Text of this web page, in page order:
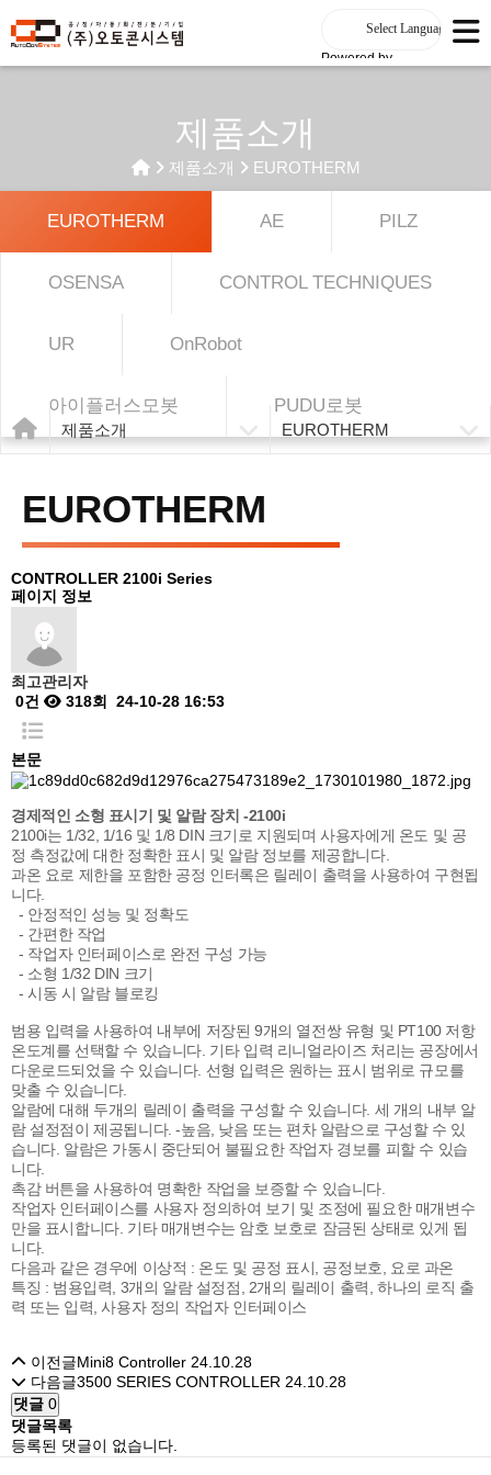
Powered by
제품소개
제품소개 EUROTHERM
EUROTHERM AE PILZ
OSENSA CONTROL TECHNIQUES
UR OnRobot
아이플러스모봇 PUDU로봇
제품소개 EUROTHERM
EUROTHERM
CONTROLLER 2100i Series
페이지 정보
최고관리자
0건
318회 24-10-28 16:53
본문
경제적인 소형 표시기 및 알람 장치 -2100i
2100i는 1/32, 1/16 및 1/8 DIN 크기로 지원되며 사용자에게 온도 및 공
정 측정값에 대한 정확한 표시 및 알람 정보를 제공합니다.
과온 요로 제한을 포함한 공정 인터록은 릴레이 출력을 사용하여 구현됩
니다.
- 안정적인 성능 및 정확도
- 간편한 작업
- 작업자 인터페이스로 완전 구성 가능
- 소형 1/32 DIN 크기
- 시동 시 알람 블로킹
범용 입력을 사용하여 내부에 저장된 9개의 열전쌍 유형 및 PT100 저항
온도계를 선택할 수 있습니다. 기타 입력 리니얼라이즈 처리는 공장에서
다운로드되었을 수 있습니다. 선형 입력은 원하는 표시 범위로 규모를
맞출 수 있습니다.
알람에 대해 두개의 릴레이 출력을 구성할 수 있습니다. 세 개의 내부 알
람 설정점이 제공됩니다. -높음, 낮음 또는 편차 알람으로 구성할 수 있
습니다. 알람은 가동시 중단되어 불필요한 작업자 경보를 피할 수 있습
니다.
촉감 버튼을 사용하여 명확한 작업을 보증할 수 있습니다.
작업자 인터페이스를 사용자 정의하여 보기 및 조정에 필요한 매개변수
만을 표시합니다. 기타 매개변수는 암호 보호로 잠금된 상태로 있게 됩
니다.
다음과 같은 경우에 이상적 : 온도 및 공정 표시, 공정보호, 요로 과온
특징 : 범용입력, 3개의 알람 설정점, 2개의 릴레이 출력, 하나의 로직 출
력 또는 입력, 사용자 정의 작업자 인터페이스
이전글Mini8 Controller 24.10.28
다음글3500 SERIES CONTROLLER 24.10.28
댓글 0
댓글목록
등록된 댓글이 없습니다.